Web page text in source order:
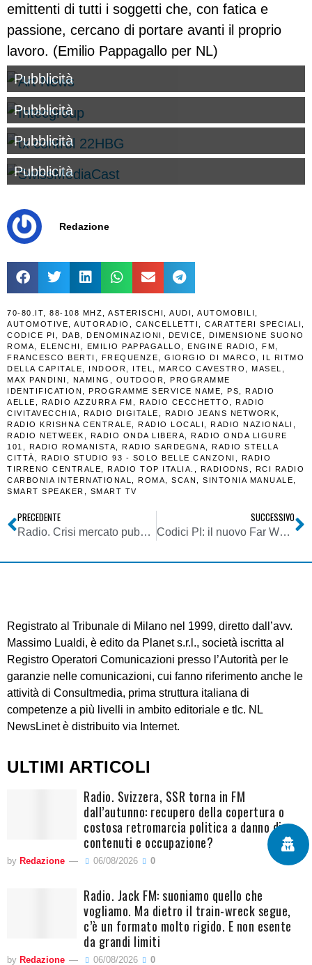
emittenti di tutti i soggetti che, con fatica e
passione, cercano di portare avanti il proprio
lavoro. (Emilio Pappagallo per NL)
Pubblicità
Pubblicità
Pubblicità
Pubblicità
Redazione
70-80.IT 88-108 MHZ ASTERISCHI AUDI AUTOMOBILI
AUTOMOTIVE
AUTORADIO CANCELLETTI CARATTERI SPECIALI
CODICE PI
DAB DENOMINAZIONI DEVICE
DIMENSIONE SUONO
ROMA
ELENCHI EMILIO PAPPAGALLO ENGINE RADIO FM
FRANCESCO BERTI
FREQUENZE GIORGIO DI MARCO
IL RITMO
DELLA CAPITALE
INDOOR ITEL MARCO CAVESTRO MASEL
MAX PANDINI
NAMING OUTDOOR
PROGRAMME
IDENTIFICATION
PROGRAMME SERVICE NAME PS
RADIO
AELLE
RADIO AZZURRA FM RADIO CECCHETTO
RADIO
CIVITAVECCHIA
RADIO DIGITALE RADIO JEANS NETWORK
RADIO KRISHNA CENTRALE
RADIO LOCALI RADIO NAZIONALI
RADIO NETWEEK
RADIO ONDA LIBERA
RADIO ONDA LIGURE
101
RADIO ROMANISTA RADIO SARDEGNA
RADIO STELLA
CITTÀ
RADIO STUDIO 93 - SOLO BELLE CANZONI
RADIO
TIRRENO CENTRALE
RADIO TOP ITALIA. RADIODNS
RCI RADIO
CARBONIA INTERNATIONAL
ROMA SCAN SINTONIA MANUALE
SMART SPEAKER
SMART TV
PRECEDENTE
Radio. Crisi mercato pubblicitario locale e prospettive del nazionale. Tommaso Gabriele (RGI): singolarità non è valorizzata. Si vende a kg
SUCCESSIVO
Codici PI: il nuovo Far West italiano dopo quello della FM
Registrato al Tribunale di Milano nel 1999, diretto dall’avv.
Massimo Lualdi, è edito da Planet s.r.l., società iscritta al
Registro Operatori Comunicazioni presso l’Autorità per le
garanzie nelle comunicazioni, cui fanno riferimento anche le
attività di Consultmedia, prima struttura italiana di
competenze a più livelli in ambito editoriale e tlc. NL
NewsLinet è distribuito via Internet.
ULTIMI ARTICOLI
Radio. Svizzera, SSR torna in FM
dall’autunno: recupero della copertura o
costosa retromarcia politica a danno di
contenuti e occupazione?
by Redazione 06/08/2026 0
Radio. Jack FM: suoniamo quello che
vogliamo. Ma dietro il train-wreck segue,
c’è un formato molto rigido. E non esente
da grandi limiti
by Redazione 06/08/2026 0